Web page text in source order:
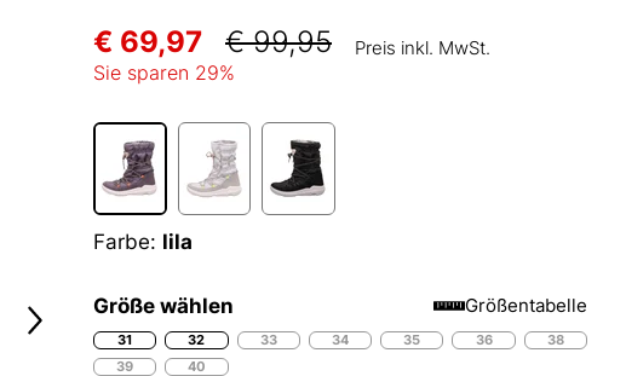
€ 69,97 € 99,95 Preis inkl. MwSt.
Sie sparen 29%
Farbe: lila
Größe wählen Größentabelle
31 32 33 34 35 36
38
39
40